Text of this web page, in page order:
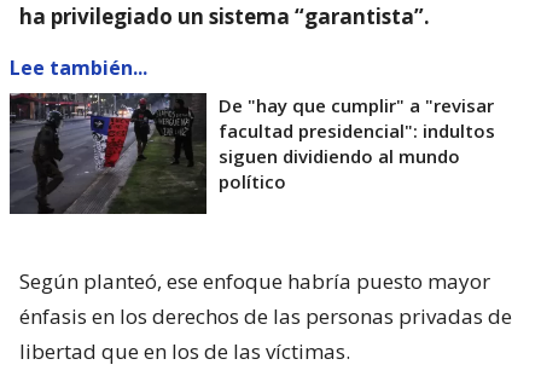
ha privilegiado un sistema “garantista”.
Lee también...
De "hay que cumplir" a "revisar
facultad presidencial": indultos
siguen dividiendo al mundo
político
Según planteó, ese enfoque habría puesto mayor
énfasis en los derechos de las personas privadas de
libertad que en los de las víctimas.